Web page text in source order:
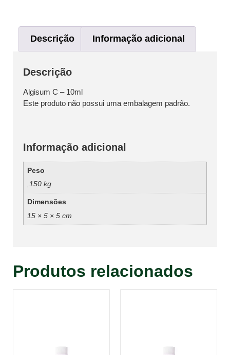
Descrição Informação adicional
Descrição
Algisum C – 10ml
Este produto não possui uma embalagem padrão.
Informação adicional
Peso
,150 kg
Dimensões
15 × 5 × 5 cm
Produtos relacionados